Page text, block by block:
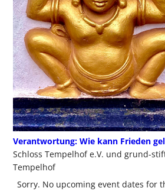
Verantwortung: Wie kann Frieden
Schloss Tempelhof e.V. und grund-
Tempelhof
Sorry. No upcoming event dates for